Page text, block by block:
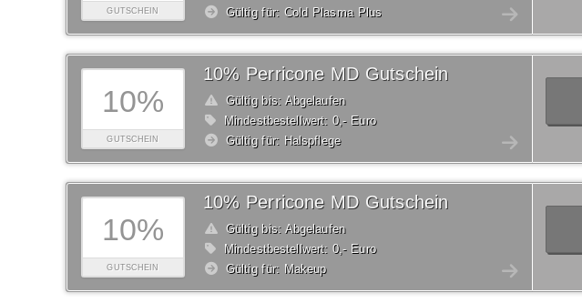
GUTSCHEIN
Gültig für: Cold Plasma Plus
10%
GUTSCHEIN
10% Perricone MD Gutschein
Gültig bis: Abgelaufen
Mindestbestellwert: 0,- Euro
Gültig für: Halspflege
10%
GUTSCHEIN
10% Perricone MD Gutschein
Gültig bis: Abgelaufen
Mindestbestellwert: 0,- Euro
Gültig für: Makeup